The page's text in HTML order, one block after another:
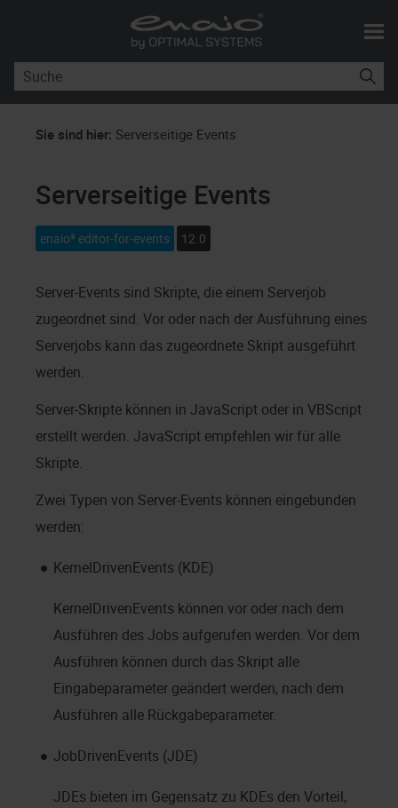
Skip To Main Content
Sie sind hier: Serverseitige Events
Serverseitige Events
enaio® editor-for-events 12.0
Server-Events sind Skripte, die einem Serverjob
zugeordnet sind. Vor oder nach der Ausführung eines
Serverjobs kann das zugeordnete Skript ausgeführt
werden.
Server-Skripte können in JavaScript oder in VBScript
erstellt werden. JavaScript empfehlen wir für alle
Skripte.
Zwei Typen von Server-Events können eingebunden
werden:
KernelDrivenEvents (KDE)
KernelDrivenEvents können vor oder nach dem
Ausführen des Jobs aufgerufen werden. Vor dem
Ausführen können durch das Skript alle
Eingabeparameter geändert werden, nach dem
Ausführen alle Rückgabeparameter.
JobDrivenEvents (JDE)
JDEs bieten im Gegensatz zu KDEs den Vorteil,